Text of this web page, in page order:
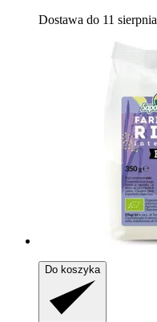
Dostawa do 11 sierpnia
Do koszyka